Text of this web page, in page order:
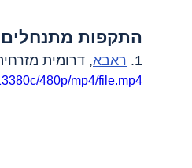
התקפות מתנחלים
1. ראבא, דרומית
480p/mp4/file.mp4